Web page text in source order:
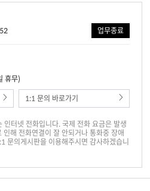
업무종료
휴무)
1:1 문의 바로가기
터넷 전화입니다. 국제 전화 요금은 발생
해 전화연결이 잘 안되거나 통화중 장애
문의게시판을 이용해주시면 감사하겠습니